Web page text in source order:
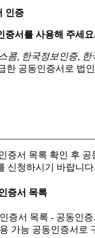
인증
증서를 사용해 주세
콤, 한국정보인증, 한
한 공동인증서로 법
증서 목록 확인 후 공
신청하시기 바랍니다.
증서 목록
증서 목록 - 공동인
용 가능 공동인증서로